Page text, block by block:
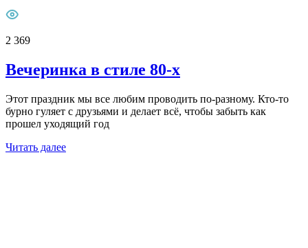
2 369
Вечеринка в стиле 80-х
Этот праздник мы все любим проводить по-разному. Кто-то
бурно гуляет с друзьями и делает всё, чтобы забыть как
прошел уходящий год
Читать далее